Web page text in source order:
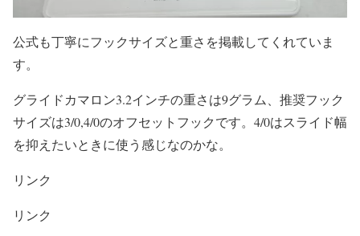
公式も丁寧にフックサイズと重さを掲載してくれていま
す。
グライドカマロン3.2インチの重さは9グラム、推奨フック
サイズは3/0,4/0のオフセットフックです。4/0はスライド幅
を抑えたいときに使う感じなのかな。
リンク
リンク